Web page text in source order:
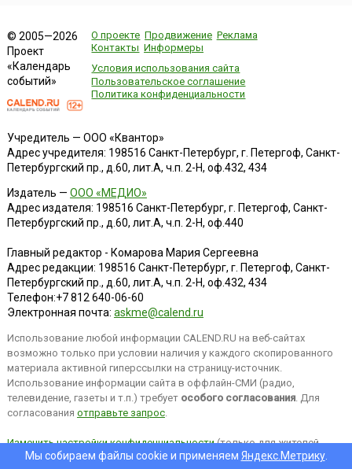
© 2005—2026
Проект
«Календарь
событий»
О проекте Продвижение Реклама
Контакты Информеры
Условия использования сайта
Пользовательское соглашение
Политика конфиденциальности
Учредитель — ООО «Квантор»
Адрес учредителя: 198516 Санкт-Петербург, г. Петергоф, Санкт-
Петербургский пр., д.60, лит.А, ч.п. 2-Н, оф.432, 434
Издатель — ООО «МЕДИО»
Адрес издателя: 198516 Санкт-Петербург, г. Петергоф, Санкт-
Петербургский пр., д.60, лит.А, ч.п. 2-Н, оф.440
Главный редактор - Комарова Мария Сергеевна
Адрес редакции: 198516 Санкт-Петербург, г. Петергоф, Санкт-
Петербургский пр., д.60, лит.А, ч.п. 2-Н, оф.432, 434
Телефон:+7 812 640-06-60
Электронная почта: askme@calend.ru
Использование любой информации CALEND.RU на веб-сайтах
возможно только при условии наличия у каждого скопированного
материала активной гиперссылки на страницу-источник.
Использование информации сайта в оффлайн-СМИ (радио,
телевидение, газеты и т.п.) требует особого согласования. Для
согласования отправьте запрос.
Изменить настройки конфиденциальности(только для жителей
EEA).Мы собираем файлы cookie и применяем Яндекс.Метрику.